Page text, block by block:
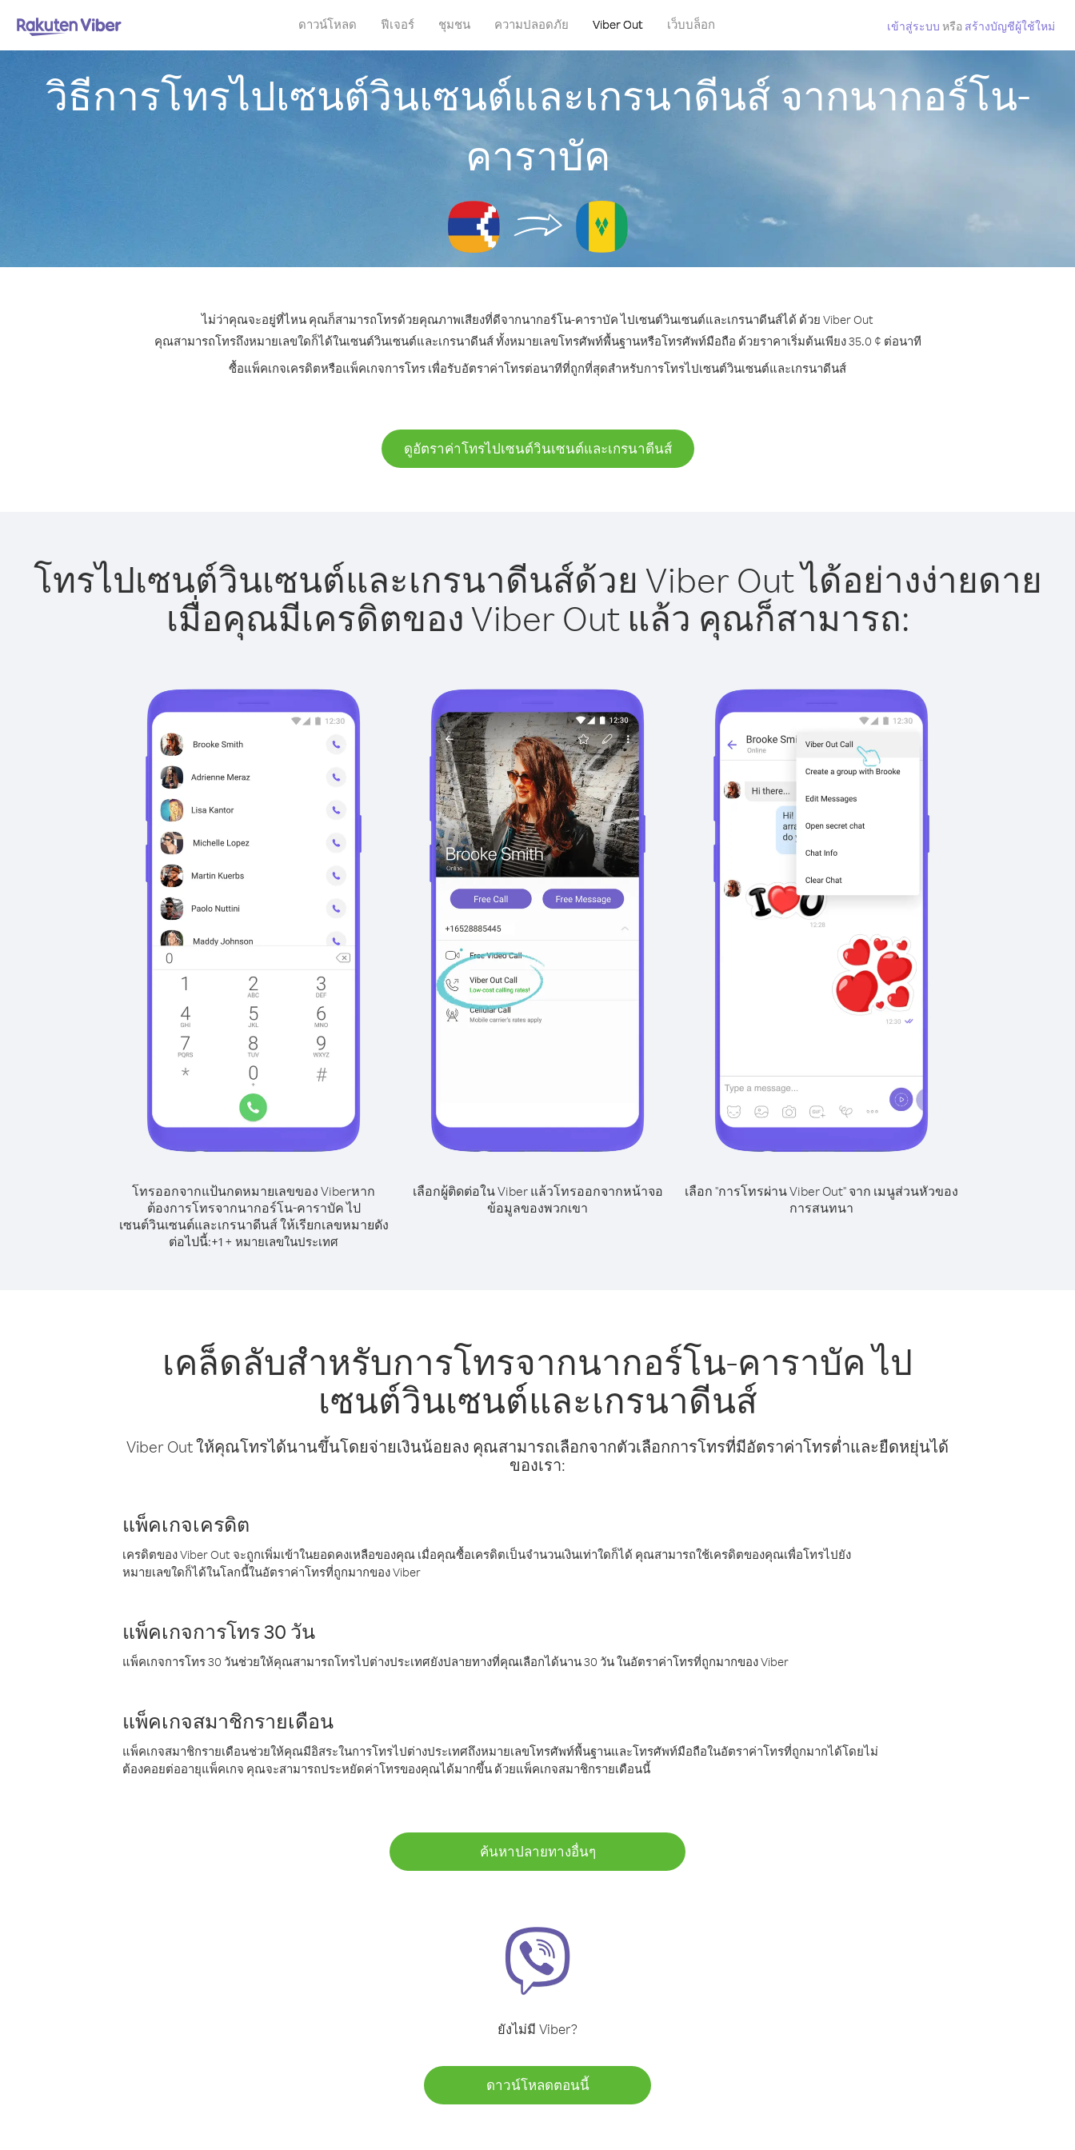
ดาวน์โหลด ฟีเจอร์ ชุมชน ความปลอดภัย Viber Out เว็บบล็อก เข้าสู่ระบบ หรือ สร้างบัญชีผู้ใช้ใหม่
วิธีการโทรไปเซนต์วินเซนต์และเกรนาดีนส์ จากนากอร์โน-
คาราบัค
ไม่ว่าคุณจะอยู่ที่ไหน คุณก็สามารถโทรด้วยคุณภาพเสียงที่ดีจากนากอร์โน-คาราบัค ไปเซนต์วินเซนต์และเกรนาดีนส์ได้ ด้วย Viber Out
คุณสามารถโทรถึงหมายเลขใดก็ได้ในเซนต์วินเซนต์และเกรนาดีนส์ ทั้งหมายเลขโทรศัพท์พื้นฐานหรือโทรศัพท์มือถือ ด้วยราคาเริ่มต้นเพียง 35.0 ¢ ต่อนาที
ซื้อแพ็คเกจเครดิตหรือแพ็คเกจการโทร เพื่อรับอัตราค่าโทรต่อนาทีที่ถูกที่สุดสำหรับการโทรไปเซนต์วินเซนต์และเกรนาดีนส์
ดูอัตราค่าโทรไปเซนต์วินเซนต์และเกรนาดีนส์
โทรไปเซนต์วินเซนต์และเกรนาดีนส์ด้วย Viber Out ได้อย่างง่ายดาย
เมื่อคุณมีเครดิตของ Viber Out แล้ว คุณก็สามารถ:
โทรออกจากแป้นกดหมายเลขของ Viberหาก
ต้องการโทรจากนากอร์โน-คาราบัค ไป
เซนต์วินเซนต์และเกรนาดีนส์ ให้เรียกเลขหมายดัง
ต่อไปนี้:+1 + หมายเลขในประเทศ
เลือกผู้ติดต่อใน Viber แล้วโทรออกจากหน้าจอ
ข้อมูลของพวกเขา
เลือก "การโทรผ่าน Viber Out" จาก เมนูส่วนหัวของ
การสนทนา
เคล็ดลับสำหรับการโทรจากนากอร์โน-คาราบัค ไป
เซนต์วินเซนต์และเกรนาดีนส์
Viber Out ให้คุณโทรได้นานขึ้นโดยจ่ายเงินน้อยลง คุณสามารถเลือกจากตัวเลือกการโทรที่มีอัตราค่าโทรต่ำและยืดหยุ่นได้
ของเรา:
แพ็คเกจเครดิต
เครดิตของ Viber Out จะถูกเพิ่มเข้าในยอดคงเหลือของคุณ เมื่อคุณซื้อเครดิตเป็นจำนวนเงินเท่าใดก็ได้ คุณสามารถใช้เครดิตของคุณเพื่อโทรไปยัง
หมายเลขใดก็ได้ในโลกนี้ในอัตราค่าโทรที่ถูกมากของ Viber
แพ็คเกจการโทร 30 วัน
แพ็คเกจการโทร 30 วันช่วยให้คุณสามารถโทรไปต่างประเทศยังปลายทางที่คุณเลือกได้นาน 30 วัน ในอัตราค่าโทรที่ถูกมากของ Viber
แพ็คเกจสมาชิกรายเดือน
แพ็คเกจสมาชิกรายเดือนช่วยให้คุณมีอิสระในการโทรไปต่างประเทศถึงหมายเลขโทรศัพท์พื้นฐานและโทรศัพท์มือถือในอัตราค่าโทรที่ถูกมากได้โดยไม่
ต้องคอยต่ออายุแพ็คเกจ คุณจะสามารถประหยัดค่าโทรของคุณได้มากขึ้น ด้วยแพ็คเกจสมาชิกรายเดือนนี้
ค้นหาปลายทางอื่นๆ
ยังไม่มี Viber?
ดาวน์โหลดตอนนี้